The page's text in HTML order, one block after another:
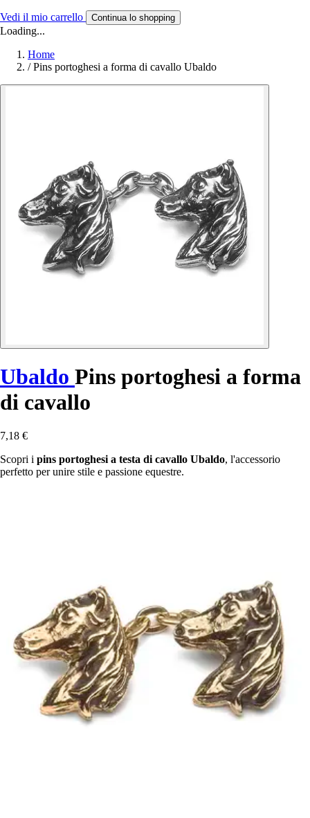
Vedi il mio carrello Continua lo shopping
Loading...
Home
/ Pins portoghesi a forma di cavallo Ubaldo
Ubaldo Pins portoghesi a forma
di cavallo
7,18 €
Scopri i pins portoghesi a testa di cavallo Ubaldo, l'accessorio
perfetto per unire stile e passione equestre.